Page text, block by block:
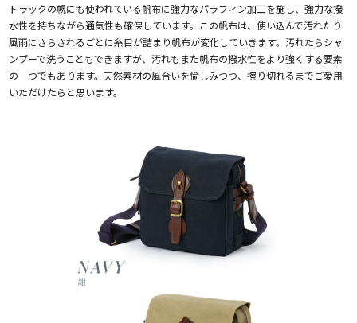
トラックの幌にも使われている帆布に強力なパラフィン加工を施し、強力な撥
水性を持ちながら通気性も確保しています。この帆布は、使い込んで汚れたり
風雨にさらされるごとに糸目が詰まり帆布が変化していきます。汚れたらシャ
ンプーで洗うこともできますが、汚れもまた帆布の撥水性をより強くする要素
の一つでもあります。天然素材の風合いを愉しみつつ、擦り切れるまでご愛用
いただけたらと思います。